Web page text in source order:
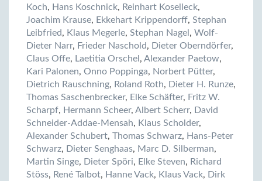
Koch, Hans Koschnick, Reinhart Koselleck,
Joachim Krause, Ekkehart Krippendorff, Stephan
Leibfried, Klaus Megerle, Stephan Nagel , Wolf-
Dieter Narr, Frieder Naschold, Dieter Oberndörfer,
Claus Offe, Laetitia Orschel , Alexander Paetow,
Kari Palonen, Onno Poppinga, Norbert Pütter,
Dietrich Rauschning, Roland Roth, Dieter H. Runze,
Thomas Saschenbrecker, Elke Schäfter, Fritz W.
Scharpf, Hermann Scheer, Albert Scherr, David
Schneider-Addae-Mensah, Klaus Scholder,
Alexander Schubert, Thomas Schwarz, Hans-Peter
Schwarz, Dieter Senghaas, Marc D. Silberman,
Martin Singe, Dieter Spöri, Elke Steven, Richard
Stöss, René Talbot, Hanne Vack, Klaus Vack, Dirk